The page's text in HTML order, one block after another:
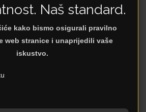
40W
Naš standard.
kako bismo osigurali pravilno
web stranice i unaprijedili vaše
iskustvo.